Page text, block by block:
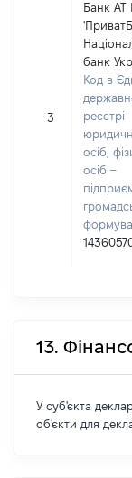
3
Банк АТ
банк
Код в
реєстрі
осіб,
осіб –
13.
У суб'єкта
об'єкти для